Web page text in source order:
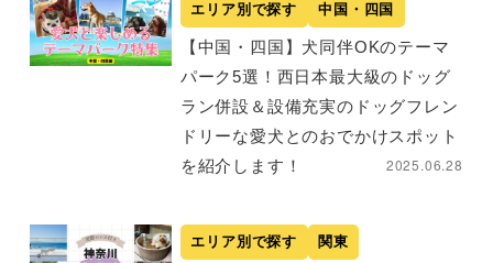
エリア別で探す 中国・四国
【中国・四国】犬同伴OKのテーマ
パーク5選！西日本最大級のドッグ
ラン併設＆設備充実のドッグフレン
ドリーな愛犬とのおでかけスポット
を紹介します！
2025.06.28
エリア別で探す 関東